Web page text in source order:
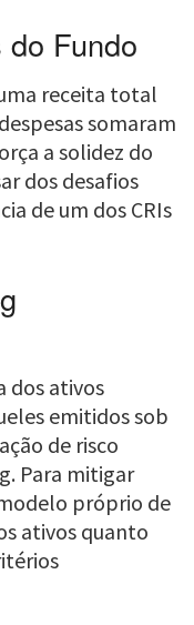
Fundo
receita total
somaram
a solidez do
dos desafios
de um dos CRIs
dos ativos
emitidos sob
de risco
Para mitigar
próprio de
ativos quanto